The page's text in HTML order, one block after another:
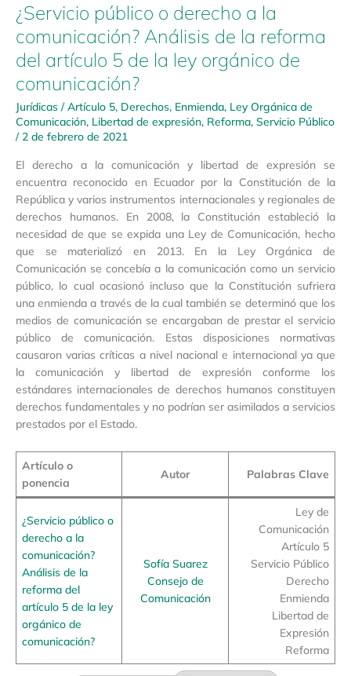
¿Servicio público o derecho a la
comunicación? Análisis de la reforma
del artículo 5 de la ley orgánico de
comunicación?
Jurídicas /Artículo 5, Derechos, Enmienda, Ley Orgánica de
Comunicación, Libertad de expresión, Reforma, Servicio Público
/ 2 de febrero de 2021
El derecho a la comunicación y libertad de expresión se
encuentra reconocido en Ecuador por la Constitución de la
República y varios instrumentos internacionales y regionales de
derechos humanos. En 2008, la Constitución estableció la
necesidad de que se expida una Ley de Comunicación, hecho
que se materializó en 2013. En la Ley Orgánica de
Comunicación se concebía a la comunicación como un servicio
público, lo cual ocasionó incluso que la Constitución sufriera
una enmienda a través de la cual también se determinó que los
medios de comunicación se encargaban de prestar el servicio
público de comunicación. Estas disposiciones normativas
causaron varias críticas a nivel nacional e internacional ya que
la comunicación y libertad de expresión conforme los
estándares internacionales de derechos humanos constituyen
derechos fundamentales y no podrían ser asimilados a servicios
prestados por el Estado.
Artículo o
ponencia
Autor Palabras Clave
¿Servicio público o
derecho a la
comunicación?
Análisis de la
reforma del
artículo 5 de la ley
orgánico de
comunicación?
Sofía Suarez
Consejo de
Comunicación
Ley de
Comunicación
Artículo 5
Servicio Público
Derecho
Enmienda
Libertad de
Expresión
Reforma